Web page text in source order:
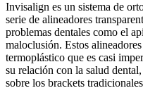
Invisalign es un sistema de
serie de alineadores
problemas dentales como el
maloclusión. Estos
termoplástico que es casi
su relación con la salud
sobre los brackets